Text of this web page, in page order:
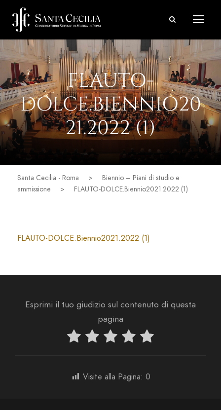
FLAUTO-
DOLCE.BIENNIO20
21.2022 (1)
Santa Cecilia - Roma >
Biennio – Piani di studio e
ammissione
> FLAUTO-DOLCE.Biennio2021.2022 (1)
FLAUTO-DOLCE.Biennio2021.2022 (1)
Esprimi il tuo giudizio sul contenuto di questa
pagina
Visite alla Pagina: 0